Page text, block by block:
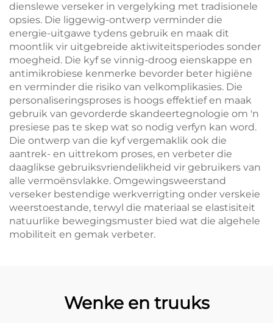
dienslewe verseker in vergelyking met tradisionele
opsies. Die liggewig-ontwerp verminder die
energie-uitgawe tydens gebruik en maak dit
moontlik vir uitgebreide aktiwiteitsperiodes sonder
moegheid. Die kyf se vinnig-droog eienskappe en
antimikrobiese kenmerke bevorder beter higiëne
en verminder die risiko van velkomplikasies. Die
personaliseringsproses is hoogs effektief en maak
gebruik van gevorderde skandeertegnologie om 'n
presiese pas te skep wat so nodig verfyn kan word.
Die ontwerp van die kyf vergemaklik ook die
aantrek- en uittrekom proses, en verbeter die
daaglikse gebruiksvriendelikheid vir gebruikers van
alle vermoënsvlakke. Omgewingsweerstand
verseker bestendige werkverrigting onder verskeie
weerstoestande, terwyl die materiaal se elastisiteit
natuurlike bewegingsmuster bied wat die algehele
mobiliteit en gemak verbeter.
Wenke en truuks